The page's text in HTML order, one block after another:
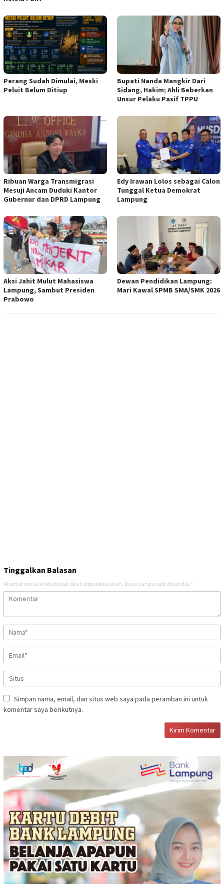
Perang Sudah Dimulai, Meski
Peluit Belum Ditiup
Bupati Nanda Mangkir Dari
Sidang, Hakim; Ahli Beberkan
Unsur Pelaku Pasif TPPU
Ribuan Warga Transmigrasi
Mesuji Ancam Duduki Kantor
Gubernur dan DPRD Lampung
Edy Irawan Lolos sebagai Calon
Tunggal Ketua Demokrat
Lampung
Aksi Jahit Mulut Mahasiswa
Lampung, Sambut Presiden
Prabowo
Dewan Pendidikan Lampung:
Mari Kawal SPMB SMA/SMK 2026
Tinggalkan Balasan
Alamat email Anda tidak akan dipublikasikan. Ruas yang wajib ditandai *
Simpan nama, email, dan situs web saya pada peramban ini untuk
komentar saya berikutnya.